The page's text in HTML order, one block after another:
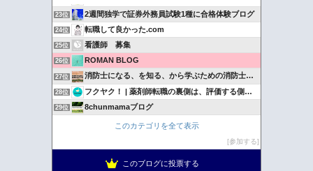
23位 2週間独学で証券外務員試験1種に合格体験ブログ
24位 転職して良かった.com
25位 看護師 募集
26位 ROMAN BLOG
27位 消防士になる、を知る、から学ぶための消防士ドットコム
28位 フクヤク！ | 薬剤師転職の裏側は、評価する側に聞け。
29位 8chunmamaブログ
Create free
消防LIFE〜消防士の仕事と転職と結婚生活をリアルに語る〜
このカテゴリを全て表示
参加する
このブログに投票する